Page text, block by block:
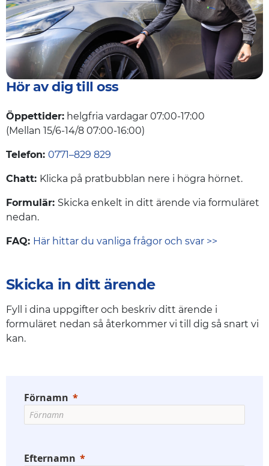
Hör av dig till oss
Öppettider: helgfria vardagar 07:00-17:00
(Mellan 15/6-14/8 07:00-16:00)
Telefon: 0771–829 829
Chatt: Klicka på pratbubblan nere i högra hörnet.
Formulär: Skicka enkelt in ditt ärende via formuläret
nedan.
FAQ: Här hittar du vanliga frågor och svar >>
Skicka in ditt ärende
Fyll i dina uppgifter och beskriv ditt ärende i
formuläret nedan så återkommer vi till dig så snart vi
kan.
Förnamn
Efternamn